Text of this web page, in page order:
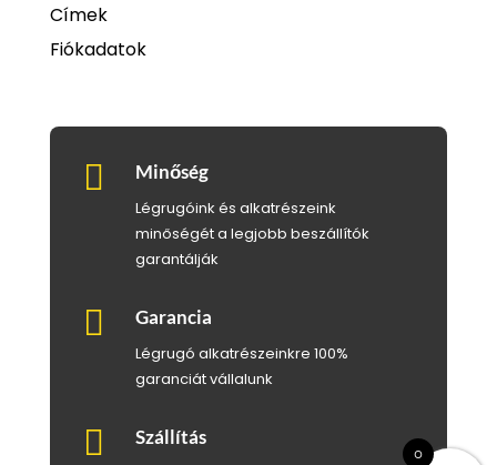
Címek
Fiókadatok
 Minőség
Légrugóink és alkatrészeink
minőségét a legjobb beszállítók
garantálják
 Garancia
Légrugó alkatrészeinkre 100%
garanciát vállalunk
 Szállítás
0